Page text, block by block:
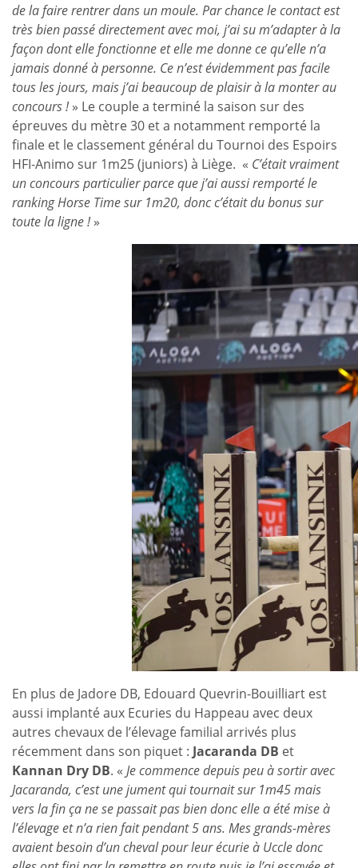
de la faire rentrer dans un moule. Par chance le contact est
très bien passé directement avec moi, j’ai su m’adapter à la
façon dont elle fonctionne et elle me donne ce qu’elle n’a
jamais donné à personne. Ce n’est évidemment pas facile
tous les jours, mais j’ai beaucoup de plaisir à la monter au
concours !» Le couple a terminé la saison sur des
épreuves du mètre 30 et a notamment remporté la
finale et le classement général du Tournoi des Espoirs
HFI-Animo sur 1m25 (juniors) à Liège. « C’était vraiment
un concours particulier parce que j’ai aussi remporté le
ranking Horse Time sur 1m20, donc c’était du bonus sur
toute la ligne !»
En plus de Jadore DB, Edouard Quevrin-Bouilliart est
aussi implanté aux Ecuries du Happeau avec deux
autres chevaux de l’élevage familial arrivés plus
récemment dans son piquet : Jacaranda DB et
Kannan Dry DB. « Je commence depuis peu à sortir avec
Jacaranda, c’est une jument qui tournait sur 1m45 mais
vers la fin ça ne se passait pas bien donc elle a été mise à
l’élevage et n’a rien fait pendant 5 ans. Mes grands-mères
avaient besoin d’un cheval pour leur écurie à Uccle donc